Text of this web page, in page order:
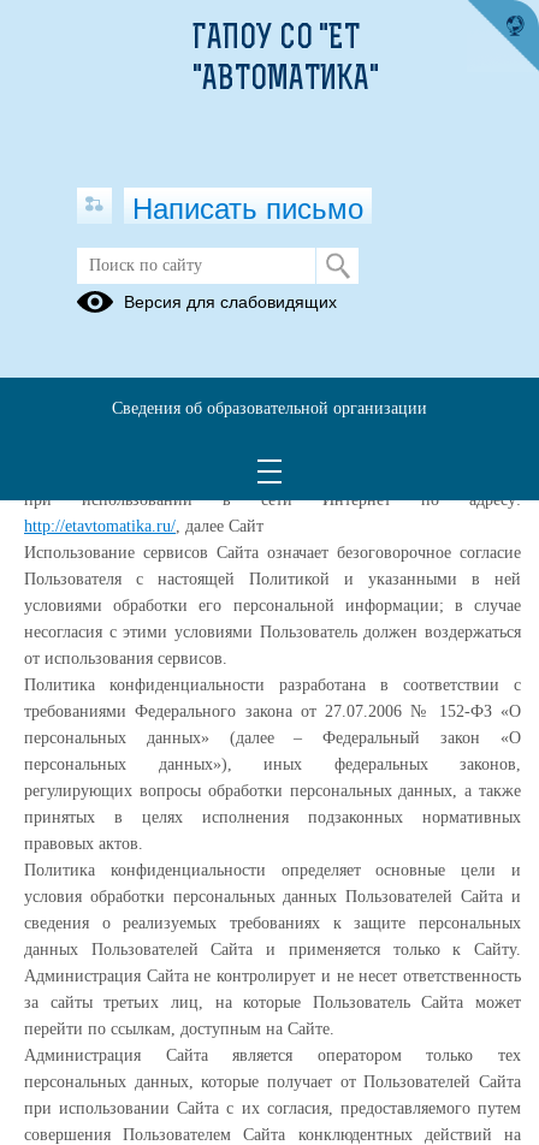
Политика конфиденциальности
ОБРАЗОВАТЕЛЬНОЕ УЧРЕЖДЕНИЕ СВЕРДЛОВСКОЙ
«АВТОМАТИКА», (далее – Администрация Сайта) применяется
при использовании в сети Интернет по адресу:
http://etavtomatika.ru/, далее Сайт
Использование сервисов Сайта означает безоговорочное согласие
Пользователя с настоящей Политикой и указанными в ней
условиями обработки его персональной информации; в случае
несогласия с этими условиями Пользователь должен воздержаться
от использования сервисов.
Политика конфиденциальности разработана в соответствии с
требованиями Федерального закона от 27.07.2006 № 152-ФЗ «О
персональных данных» (далее – Федеральный закон «О
персональных данных»), иных федеральных законов,
регулирующих вопросы обработки персональных данных, а также
принятых в целях исполнения подзаконных нормативных
правовых актов.
Политика конфиденциальности определяет основные цели и
условия обработки персональных данных Пользователей Сайта и
сведения о реализуемых требованиях к защите персональных
данных Пользователей Сайта и применяется только к Сайту.
Администрация Сайта не контролирует и не несет ответственность
за сайты третьих лиц, на которые Пользователь Сайта может
перейти по ссылкам, доступным на Сайте.
Администрация Сайта является оператором только тех
персональных данных, которые получает от Пользователей Сайта
при использовании Сайта с их согласия, предоставляемого путем
совершения Пользователем Сайта конклюдентных действий на
ГАПОУ СО "ЕТ
"АВТОМАТИКА"
Написать письмо
Версия для слабовидящих
Сведения об образовательной организации